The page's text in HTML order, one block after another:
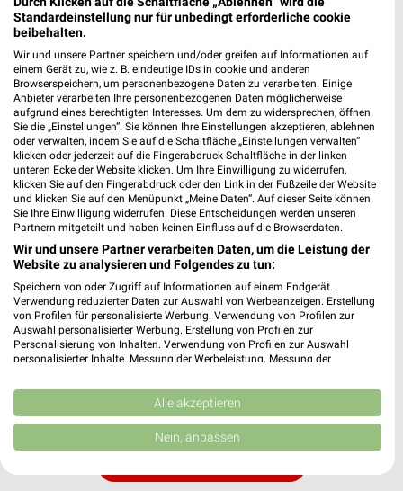
MEHR PROSPEKTE
weekli - Prospekte & Angebote App
Alle Zeemann Angebote immer griffbereit – mit der
kostenlosen weekli App für iOS & Android.
✔Standortgenaue Angebote
Push-Benachrichtigungen bei neuen Prospekten
✔Einkaufsliste - Einkauf stressfrei planen
Standardeinstellung nur für unbedingt erforderliche cookie
beibehalten.
Wir und unsere Partner speichern und/oder greifen auf Informationen auf
einem Gerät zu, wie z. B. eindeutige IDs in cookie und anderen
Browserspeichern, um personenbezogene Daten zu verarbeiten. Einige
Anbieter verarbeiten Ihre personenbezogenen Daten möglicherweise
aufgrund eines berechtigten Interesses. Um dem zu widersprechen, öffnen
Sie die „Einstellungen“. Sie können Ihre Einstellungen akzeptieren, ablehnen
oder verwalten, indem Sie auf die Schaltfläche „Einstellungen verwalten“
klicken oder jederzeit auf die Fingerabdruck-Schaltfläche in der linken
unteren Ecke der Website klicken. Um Ihre Einwilligung zu widerrufen,
klicken Sie auf den Fingerabdruck oder den Link in der Fußzeile der Website
und klicken Sie auf den Menüpunkt „Meine Daten“. Auf dieser Seite können
Sie Ihre Einwilligung widerrufen. Diese Entscheidungen werden unseren
Partnern mitgeteilt und haben keinen Einfluss auf die Browserdaten.
Wir und unsere Partner verarbeiten Daten, um die Leistung der
Website zu analysieren und Folgendes zu tun:
Speichern von oder Zugriff auf Informationen auf einem Endgerät.
Verwendung reduzierter Daten zur Auswahl von Werbeanzeigen. Erstellung
von Profilen für personalisierte Werbung. Verwendung von Profilen zur
Auswahl personalisierter Werbung. Erstellung von Profilen zur
Personalisierung von Inhalten. Verwendung von Profilen zur Auswahl
personalisierter Inhalte. Messung der Werbeleistung. Messung der
Kombinationen von Daten aus verschiedenen Quellen. Entwicklung und
Verbesserung der Angebote. Verwendung reduzierter Daten zur Auswahl
von Inhalten.
Daten können außerhalb der Europäischen Union weitergegeben und in die
Website/App.
Alle akzeptieren
Nein, anpassen